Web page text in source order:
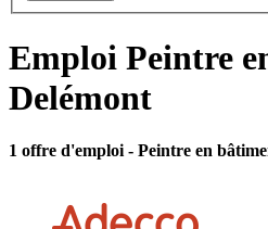
Emploi Peintre
Delémont
1 offre d'emploi - Peintre en